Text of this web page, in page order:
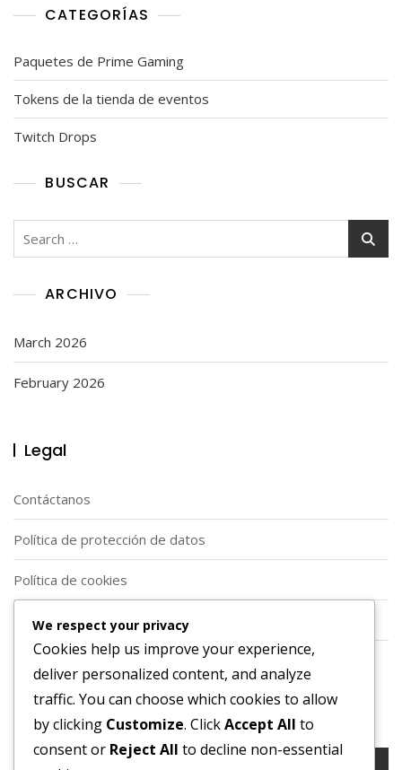
CATEGORÍAS
Paquetes de Prime Gaming
Tokens de la tienda de eventos
Twitch Drops
BUSCAR
Search
ARCHIVO
March 2026
February 2026
Legal
Contáctanos
Política de protección de datos
Política de cookies
Acerca de
Términos y condiciones
Buscar
Search
We respect your privacy
Cookies help us improve your experience,
deliver personalized content, and analyze
traffic. You can choose which cookies to allow
by clicking Customize. ClickAccept All to
consent or Reject All to decline non-essential